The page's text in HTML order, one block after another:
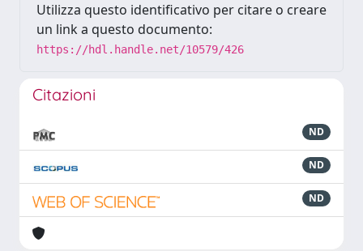
Utilizza questo identificativo per citare o creare
un link a questo documento:
https://hdl.handle.net/10579/426
Citazioni
ND
ND
ND